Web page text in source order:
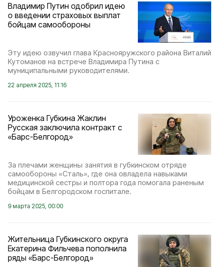
Владимир Путин одобрил идею
о введении страховых выплат
бойцам самообороны
Эту идею озвучил глава Краснояружского района Виталий
Кутоманов на встрече Владимира Путина с
муниципальными руководителями.
22 апреля 2025, 11:16
Уроженка Губкина Жаклин
Русская заключила контракт с
«Барс-Белгород»
За плечами женщины занятия в губкинском отряде
самообороны «Сталь», где она овладела навыками
медицинской сестры и полтора года помогала раненым
бойцам в Белгородском госпитале.
9 марта 2025, 00:00
Жительница Губкинского округа
Екатерина Фильчева пополнила
ряды «Барс-Белгород»